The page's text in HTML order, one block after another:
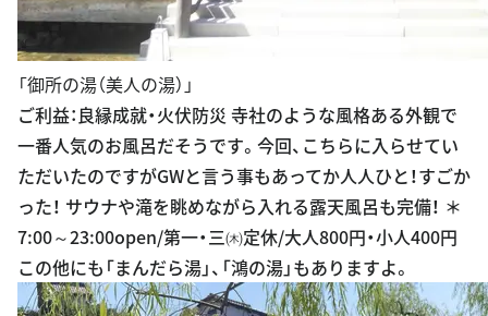
「御所の湯（美人の湯）」
ご利益：良縁成就・火伏防災 寺社のような風格ある外観で
一番人気のお風呂だそうです。今回、こちらに入らせてい
ただいたのですがGWと言う事もあってか人人ひと！すごか
った！ サウナや滝を眺めながら入れる露天風呂も完備！ ＊
7:00～23:00open/第一・三㈭定休/大人800円・小人400円
この他にも「まんだら湯」、「鴻の湯」もありますよ。